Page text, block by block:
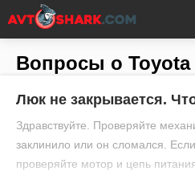
Главная Все вопросы
Вопросы о Toyota
Люк не закрывается.
Здравствуйте. Проверяйте
заклинило или он сломался.
проверяйте мотор и цепь